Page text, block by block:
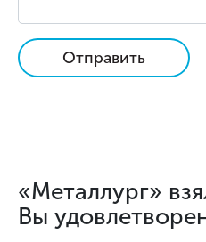
Отправить
«Металлург»
Вы